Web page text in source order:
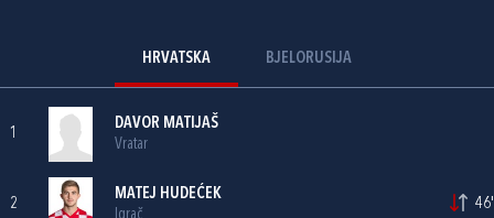
HRVATSKA BJELORUSIJA
1
DAVOR MATIJAŠ
Vratar
2
MATEJ HUDEĆEK
Igrač
46'